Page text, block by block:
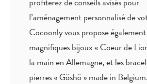
l’aménagement personnalisé de
Cocoonly vous propose
magnifiques bijoux « Coeur de
la main en Allemagne, et les
pierres « Göshö » made in Belgium.